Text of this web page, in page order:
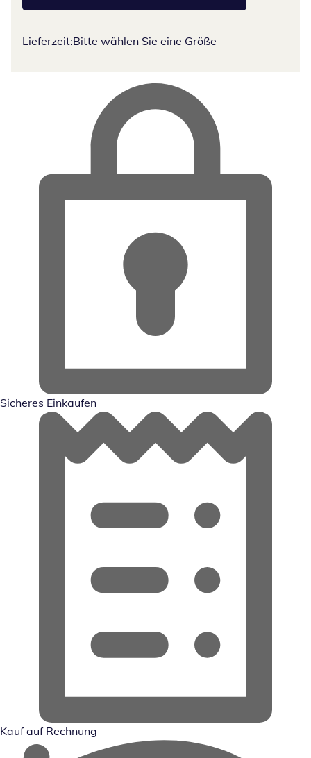
Lieferzeit:Bitte wählen Sie eine Größe
Sicheres Einkaufen
Kauf auf Rechnung